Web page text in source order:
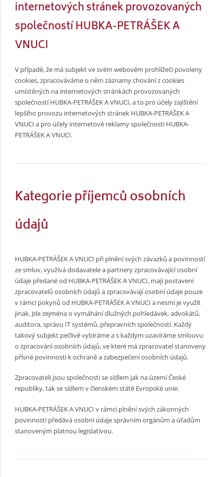
internetových stránek provozovaných
společností HUBKA-PETRÁŠEK A
VNUCI
V případě, že má subjekt ve svém webovém prohlížeči povoleny
cookies, zpracováváme o něm záznamy chování z cookies
umístěných na internetových stránkách provozovaných
společností HUBKA-PETRÁŠEK A VNUCI, a to pro účely zajištění
lepšího provozu internetových stránek HUBKA-PETRÁŠEK A
VNUCI a pro účely internetové reklamy společnosti HUBKA-
PETRÁŠEK A VNUCI.
Kategorie příjemců osobních
údajů
HUBKA-PETRÁŠEK A VNUCI při plnění svých závazků a povinností
ze smluv, využívá dodavatele a partnery zpracovávající osobní
údaje předané od HUBKA-PETRÁŠEK A VNUCI, mají postavení
zpracovatelů osobních údajů a zpracovávají osobní údaje pouze
v rámci pokynů od HUBKA-PETRÁŠEK A VNUCI a nesmí je využít
jinak. Jde zejména o vymáhání dlužných pohledávek, advokátů,
auditora, správu IT systémů, přepravních společností. Každý
takový subjekt pečlivě vybíráme a s každým uzavíráme smlouvu
o zpracování osobních údajů, ve které má zpracovatel stanoveny
přísné povinnosti k ochraně a zabezpečení osobních údajů.
Zpracovateli jsou společnosti se sídlem jak na území České
republiky, tak se sídlem v členském státě Evropské unie.
HUBKA-PETRÁŠEK A VNUCI v rámci plnění svých zákonných
povinností předává osobní údaje správním orgánům a úřadům
stanoveným platnou legislativou.